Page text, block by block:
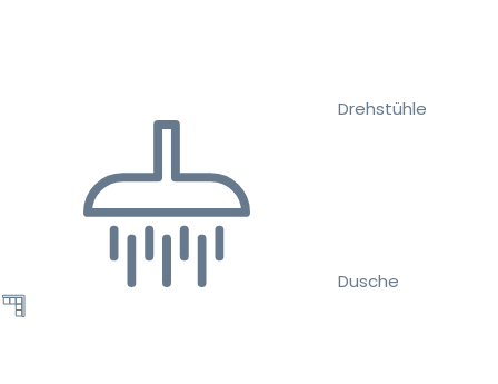
Drehstühle
Dusche